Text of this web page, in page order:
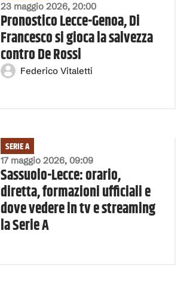
23 maggio 2026, 20:00
Pronostico Lecce-Genoa, Di
Francesco si gioca la salvezza
contro De Rossi
Federico Vitaletti
17 maggio 2026, 09:09
SERIE A
Sassuolo-Lecce: orario,
diretta, formazioni ufficiali e
dove vedere in tv e streaming
la Serie A